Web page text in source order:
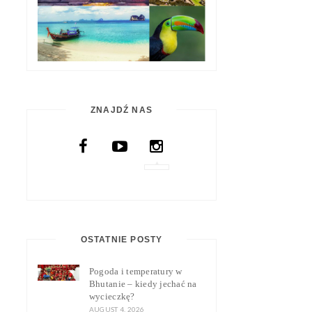
ZNAJDŹ NAS
OSTATNIE POSTY
Pogoda i temperatury w
Bhutanie – kiedy jechać na
wycieczkę?
AUGUST 4, 2026